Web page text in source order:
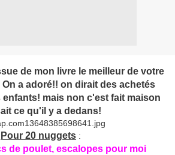
de mon livre le meilleur de votre
a adoré!! on dirait des achetés
mais non c'est fait maison
ce qu'il y a dedans!
Pour 20 nuggets :
de poulet, escalopes pour moi